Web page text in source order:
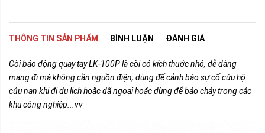
THÔNG TIN SẢN PHẨM BÌNH LUẬN ĐÁNH GIÁ
Còi báo động quay tay LK-100P là còi có kích thước nhỏ, dễ dàng
mang đi mà không cần nguồn điện, dùng để cảnh báo sự cố cứu hộ
cứu nạn khi đi du lịch hoặc dã ngoại hoặc dùng để báo cháy trong các
khu công nghiệp...vv